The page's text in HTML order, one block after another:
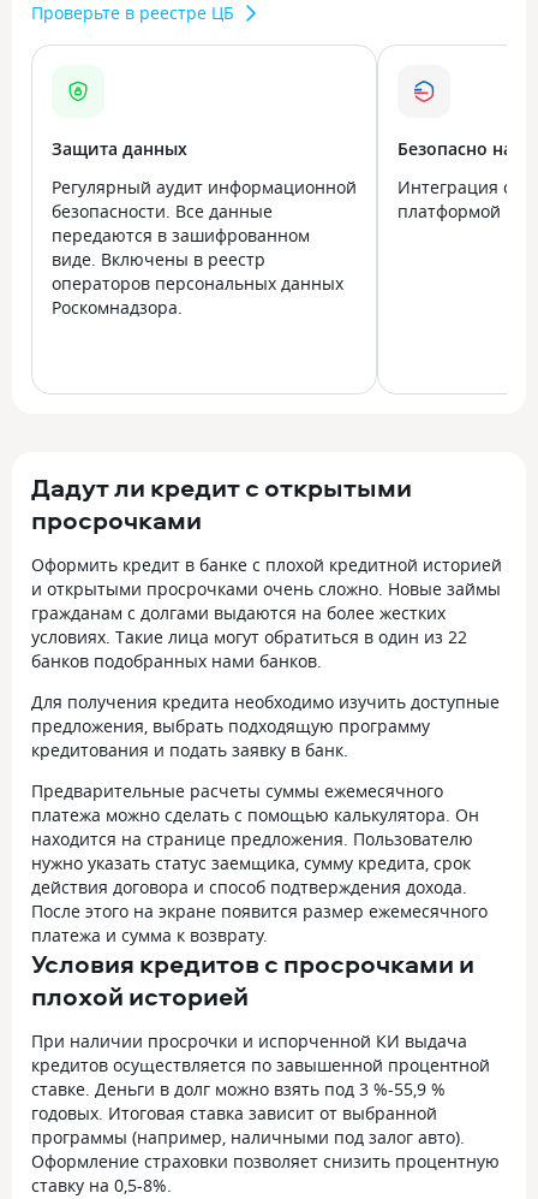
Проверьте в реестре ЦБ
Защита данных
Регулярный аудит информационной
безопасности. Все данные
передаются в зашифрованном
виде. Включены в реестр
операторов персональных данных
Роскомнадзора.
Безопасно на
Интеграция с
платформой
Дадут ли кредит с открытыми
просрочками
Оформить кредит в банке с плохой кредитной историей
и открытыми просрочками очень сложно. Новые займы
гражданам с долгами выдаются на более жестких
условиях. Такие лица могут обратиться в один из 22
банков подобранных нами банков.
Для получения кредита необходимо изучить доступные
предложения, выбрать подходящую программу
кредитования и подать заявку в банк.
Предварительные расчеты суммы ежемесячного
платежа можно сделать с помощью калькулятора. Он
находится на странице предложения. Пользователю
нужно указать статус заемщика, сумму кредита, срок
действия договора и способ подтверждения дохода.
После этого на экране появится размер ежемесячного
платежа и сумма к возврату.
Условия кредитов с просрочками и
плохой историей
При наличии просрочки и испорченной КИ выдача
кредитов осуществляется по завышенной процентной
ставке. Деньги в долг можно взять под 3 %-55,9 %
годовых. Итоговая ставка зависит от выбранной
программы (например, наличными под залог авто).
Оформление страховки позволяет снизить процентную
ставку на 0,5-8%.